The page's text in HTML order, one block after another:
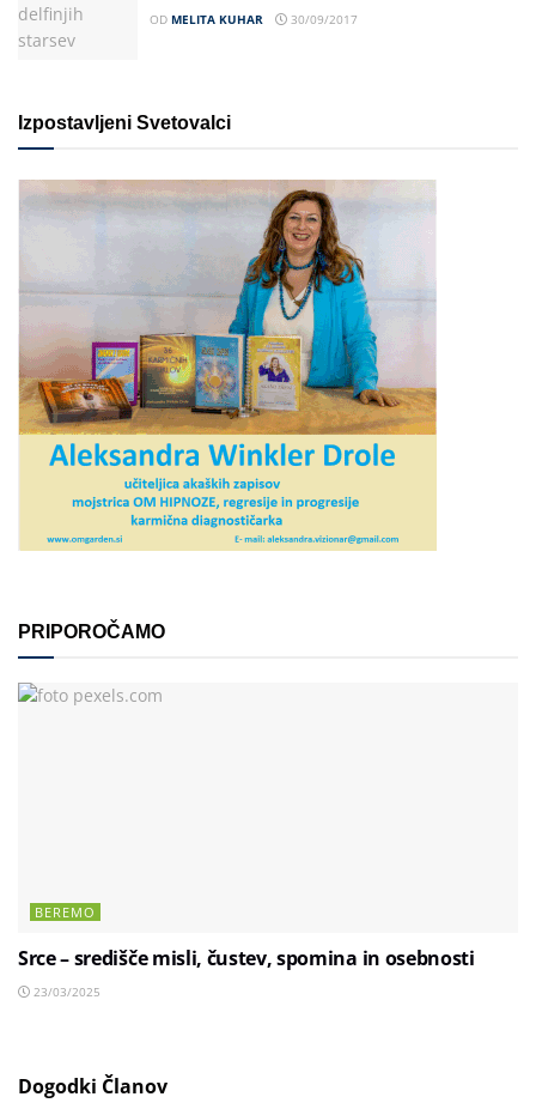
OD MELITA KUHAR 30/09/2017
Izpostavljeni Svetovalci
PRIPOROČAMO
BEREMO
Srce – središče misli, čustev, spomina in osebnosti
23/03/2025
Dogodki Članov